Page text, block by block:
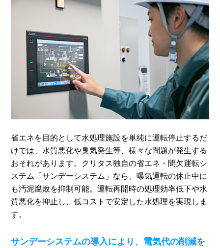
省エネを目的として水処理施設を単純に運転停止するだ
けでは、水質悪化や臭気発生等、様々な問題が発生する
おそれがあります。クリタス独自の省エネ・間欠運転シ
ステム「サンデーシステム」なら、曝気運転の休止中に
も汚泥腐敗を抑制可能。運転再開時の処理効率低下や水
質悪化を抑止し、低コストで安定した水処理を実現しま
す。
サンデーシステムの導入により、電気代の削減を